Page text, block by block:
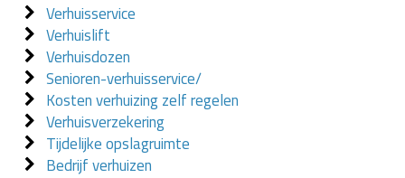
Verhuisservice
Verhuislift
Verhuisdozen
Senioren-verhuisservice/
Kosten verhuizing zelf regelen
Verhuisverzekering
Tijdelijke opslagruimte
Bedrijf verhuizen